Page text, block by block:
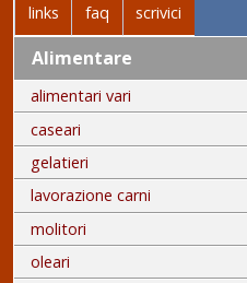
links faq scrivici
Alimentare
alimentari vari
caseari
gelatieri
lavorazione carni
molitori
oleari